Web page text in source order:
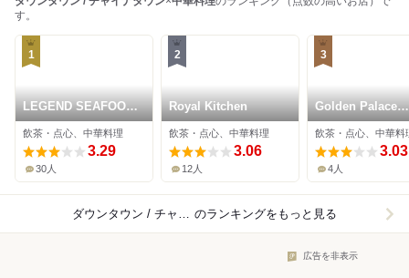
す。
1
LEGEND SEAFOOD
RESTAURANT
飲茶・点心、中華料理
3.29
30人
2
Royal Kitchen
飲茶・点心、中華料理
3.06
12人
3
Golden Palace
Seafood
飲茶・点心、中華料
3.03
4人
ダウンタウン / チャイナタウン×中華料理 のランキングをもっと見る
広告を非表示